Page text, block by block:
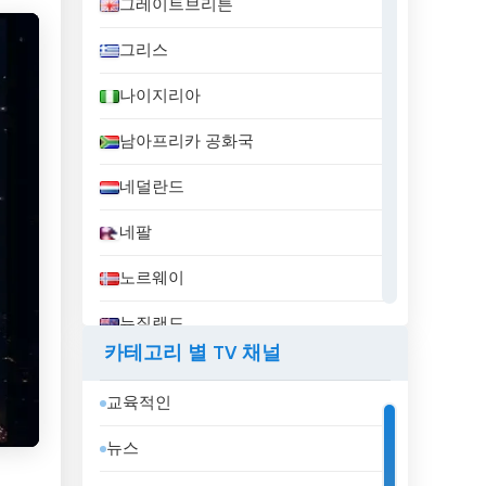
그레이트브리튼
그리스
나이지리아
남아프리카 공화국
네덜란드
네팔
노르웨이
뉴질랜드
대한민국
카테고리 별 TV 채널
교육적인
뉴스